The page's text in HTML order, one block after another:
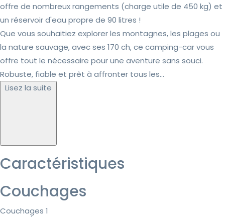
offre de nombreux rangements (charge utile de 450 kg) et
un réservoir d'eau propre de 90 litres !
Que vous souhaitiez explorer les montagnes, les plages ou
la nature sauvage, avec ses 170 ch, ce camping-car vous
offre tout le nécessaire pour une aventure sans souci.
Robuste, fiable et prêt à affronter tous les...
Lisez la suite
Caractéristiques
Couchages
Couchages 1